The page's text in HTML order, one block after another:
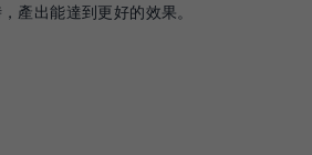
產出能達到更好的效果。